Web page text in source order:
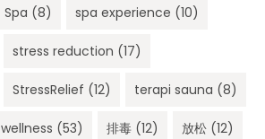
Spa (8) spa experience (10)
stress reduction (17)
StressRelief (12) terapi sauna (8)
wellness (53) 排毒 (12) 放松 (12)